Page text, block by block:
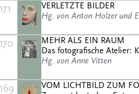
171
VERLETZTE BILDER
Hg. von Anton Holzer und
170
MEHR ALS EIN RAUM
Das fotografische Atelier:
Hg. von Anne Vitten
169
VOM LICHTBILD ZUM